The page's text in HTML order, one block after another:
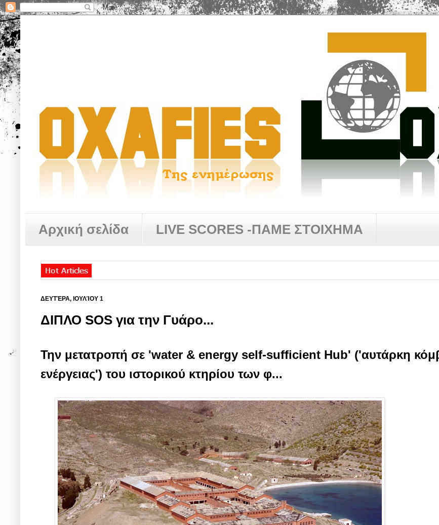
Αρχική σελίδα LIVE SCORES -ΠΑΜΕ ΣΤΟΙΧΗΜΑ
ΔΕΥΤΈΡΑ, ΙΟΥΛΊΟΥ 1
ΔΙΠΛΟ SOS για την Γυάρο...
Την μετατροπή σε 'water & energy self-sufficient Hub' ('αυτάρκη
ενέργειας') του ιστορικού κτηρίου των φ...